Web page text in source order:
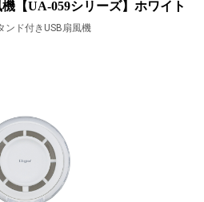
【UA-059シリーズ】ホワイト
ンド付きUSB扇風機